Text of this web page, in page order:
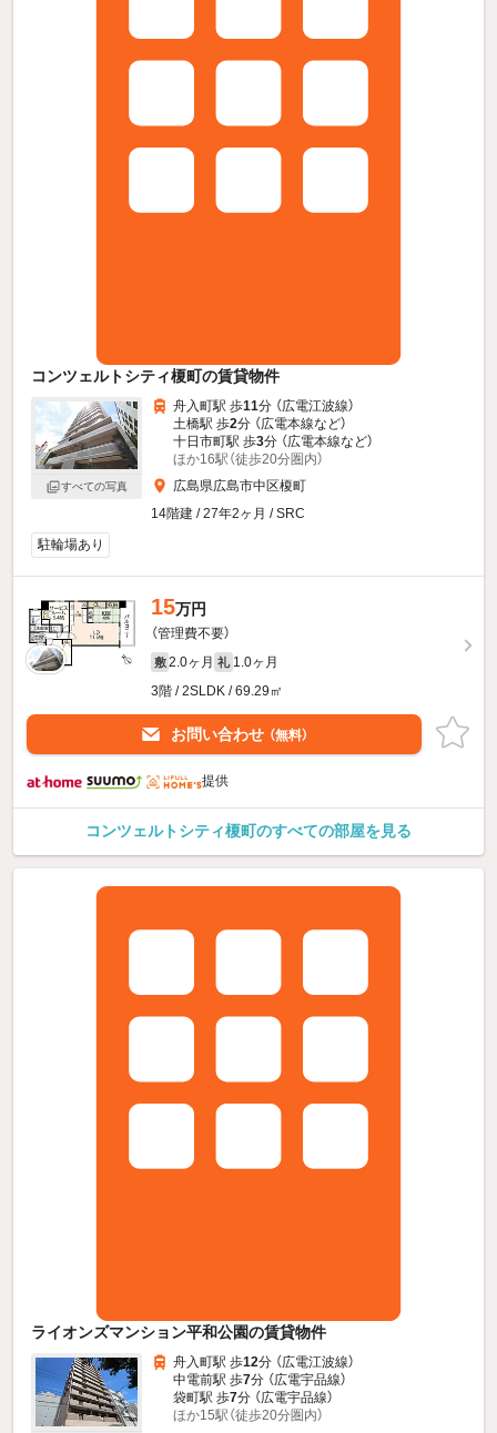
コンツェルトシティ榎町の賃貸物件
すべての写真
舟入町駅 歩11分 （広電江波線）
土橋駅 歩2分 （広電本線など）
十日市町駅 歩3分 （広電本線など）
ほか16駅（徒歩20分圏内）
広島県広島市中区榎町
14階建 / 27年2ヶ月 / SRC
駐輪場あり
15万円
（管理費不要）
敷 2.0ヶ月 礼 1.0ヶ月
3階 / 2SLDK / 69.29㎡
お問い合わせ （無料）
提供
コンツェルトシティ榎町のすべての部屋を見る
ライオンズマンション平和公園の賃貸物件
舟入町駅 歩12分 （広電江波線）
中電前駅 歩7分 （広電宇品線）
袋町駅 歩7分 （広電宇品線）
ほか15駅（徒歩20分圏内）